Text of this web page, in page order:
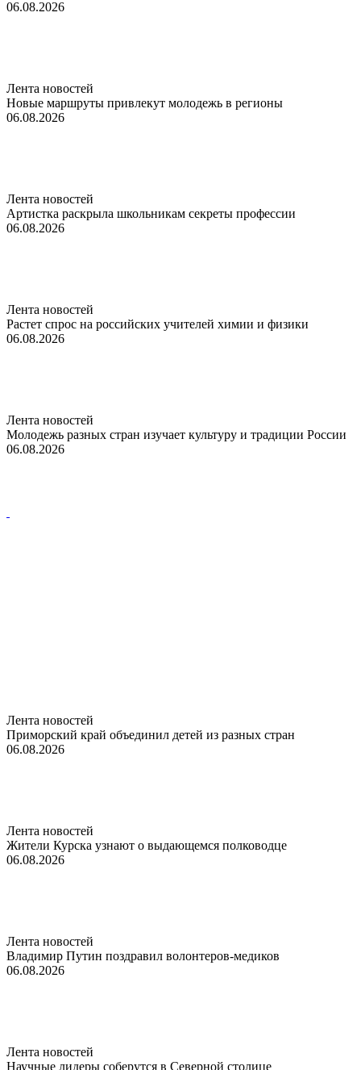
06.08.2026
Лента новостей
Новые маршруты привлекут молодежь в регионы
06.08.2026
Лента новостей
Артистка раскрыла школьникам секреты профессии
06.08.2026
Лента новостей
Растет спрос на российских учителей химии и физики
06.08.2026
Лента новостей
Молодежь разных стран изучает культуру и традиции России
06.08.2026
Лента новостей
Приморский край объединил детей из разных стран
06.08.2026
Лента новостей
Жители Курска узнают о выдающемся полководце
06.08.2026
Лента новостей
Владимир Путин поздравил волонтеров-медиков
06.08.2026
Лента новостей
Научные лидеры соберутся в Северной столице